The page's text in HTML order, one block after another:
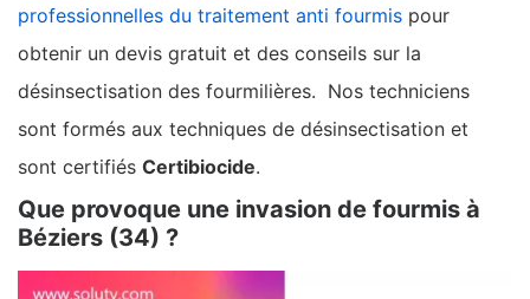
professionnelles du traitement anti fourmis pour
obtenir un devis gratuit et des conseils sur la
désinsectisation des fourmilières. Nos techniciens
sont formés aux techniques de désinsectisation et
sont certifiés Certibiocide.
Que provoque une invasion de fourmis à
Béziers (34) ?